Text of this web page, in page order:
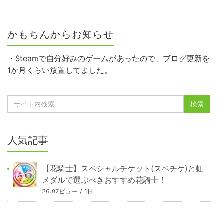
かもちんからお知らせ
・Steamで自分好みのゲームがあったので、ブログ更新を
1か月くらい放置してました。
人気記事
【花騎士】スペシャルチケット(スペチケ)と虹
メダルで選ぶべきおすすめ花騎士！
26.07ビュー / 1日